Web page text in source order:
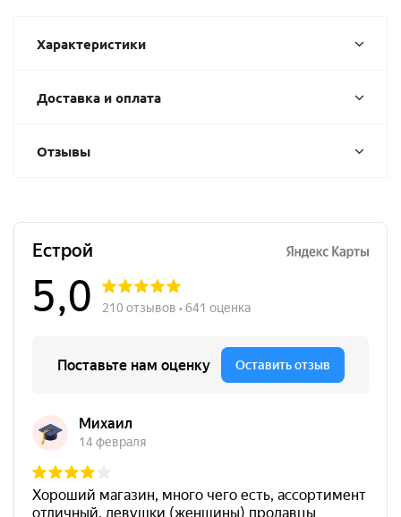
Характеристики
Доставка и оплата
Отзывы